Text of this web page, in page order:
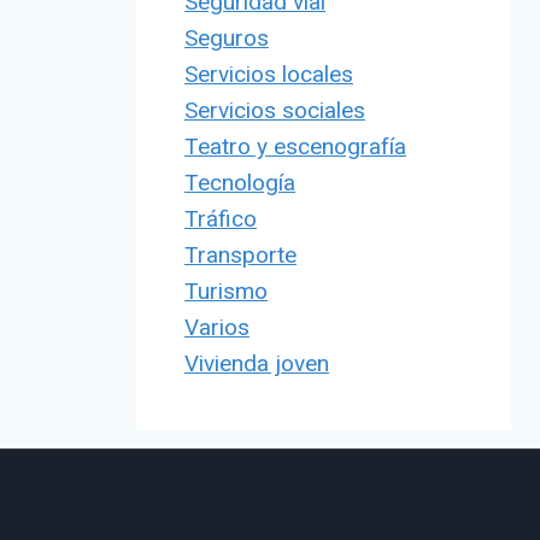
Seguros
Servicios locales
Servicios sociales
Teatro y escenografía
Tecnología
Tráfico
Transporte
Turismo
Varios
Vivienda joven